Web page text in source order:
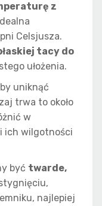
z
Celsjusza.
tacy do
ułożenia.
uniknąć
trwa to około
w
ich wilgotności
być twarde,
najlepiej